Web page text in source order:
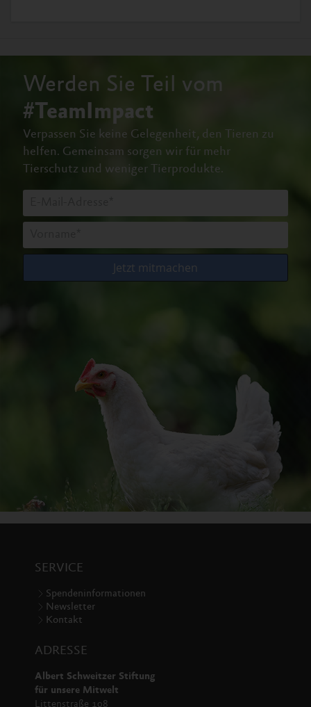
Werden Sie Teil vom
#TeamImpact
Verpassen Sie keine Gelegenheit, den Tieren zu
helfen. Gemeinsam sorgen wir für mehr
Tierschutz und weniger Tierprodukte.
SERVICE
Spendeninformationen
Newsletter
Kontakt
ADRESSE
Albert Schweitzer Stiftung
für unsere Mitwelt
Littenstraße 108